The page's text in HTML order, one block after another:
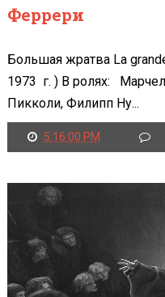
Феррери
Большая жратва La
1973 г. ) В ролях:
Пикколи, Филипп Ну...
5:16:00 PM